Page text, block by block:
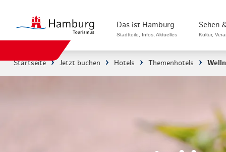
Das ist Hamburg
Stadtteile, Infos, Aktuelles
Hamburg nachhaltig erleben
Sehen
Kultur,
Musicals &
Startseite Jetzt buchen Hotels Themenhotels